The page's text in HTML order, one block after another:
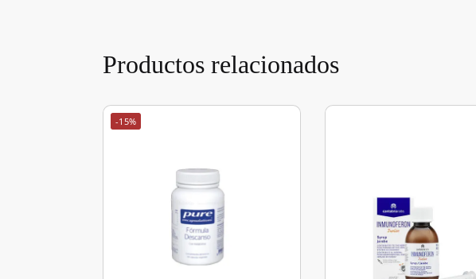
Productos relacionados
-15%